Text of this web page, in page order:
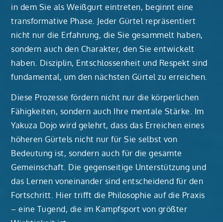
in dem Sie als Weißgurt eintreten, beginnt eine
transformative Phase. Jeder Gürtel repräsentiert
nicht nur die Erfahrung, die Sie gesammelt haben,
sondern auch den Charakter, den Sie entwickelt
haben. Disziplin, Entschlossenheit und Respekt sind
fundamental, um den nächsten Gürtel zu erreichen.
Diese Prozesse fördern nicht nur die körperlichen
Fähigkeiten, sondern auch Ihre mentale Stärke. Im
Yakuza Dojo wird gelehrt, dass das Erreichen eines
höheren Gürtels nicht nur für Sie selbst von
Bedeutung ist, sondern auch für die gesamte
Gemeinschaft. Die gegenseitige Unterstützung und
das Lernen voneinander sind entscheidend für den
Fortschritt. Hier trifft die Philosophie auf die Praxis
– eine Tugend, die im Kampfsport von größter